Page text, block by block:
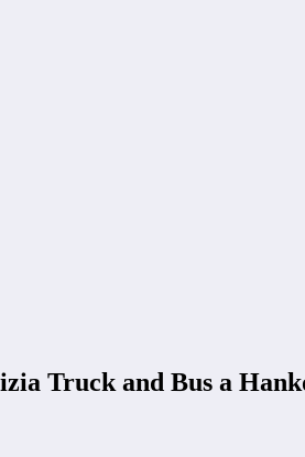
Truck and Bus a